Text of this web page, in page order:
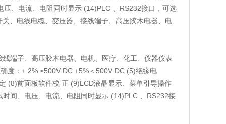
、电流、电阻同时显示 (14)PLC 、RS232接口，可选
、电线电缆、变压器、接线端子、高压胶木电器、电
端子、高压胶木电器、电机、医疗、化工、仪器仪表
度：± 2% ≥500V DC ±5%＜500V DC (5)绝缘电
(8)前面板软件校 正 (9)LCD液晶显示、菜单引导操作
间、电压、电流、电阻同时显示 (14)PLC 、RS232接